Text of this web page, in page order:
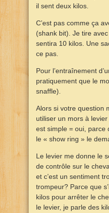
il sent deux kilos.
C’est pas comme ça
(shank bit). Je tire
sentira 10 kilos. Une
ce pas.
Pour l’entraînement
pratiquement que le
snaffle).
Alors si votre question
utiliser un mors à
est simple = oui, parce
le « show ring » le
Le levier me donne le
de contrôle sur le
et c’est un sentiment
trompeur? Parce que
kilos pour arrêter le
le levier, je parle des